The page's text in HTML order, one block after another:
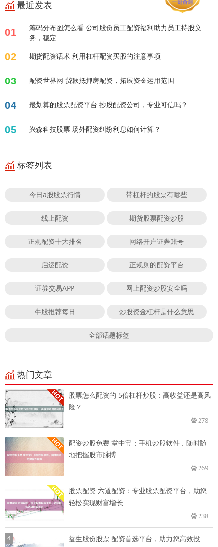
最近发表
01
筹码分布图怎么看 公司股份员工配资福利助力员工持股义
务，稳定
02 期货配资话术 利用杠杆配资买股的注意事项
03 配资世界网 贷款抵押房配资，拓展资金运用范围
04 最划算的股票配资平台 抄股配资公司，专业可信吗？
05 兴森科技股票 场外配资纠纷利息如何计算？
标签列表
今日a股股票行情 带杠杆的股票有哪些
线上配资 期货股票配资炒股
正规配资十大排名 网络开户证券账号
启运配资 正规则的配资平台
证券交易APP 网上配资炒股安全吗
牛股推荐每日 炒股资金杠杆是什么意思
全部话题标签
热门文章
股票怎么配资的 5倍杠杆炒股：高收益还是高风
险？
278
配资炒股免费 掌中宝：手机炒股软件，随时随
地把握股市脉搏
269
股票配资 六道配资：专业股票配资平台，助您
轻松实现财富增长
238
4
益生股份股票 配资首选平台，助力您高效投